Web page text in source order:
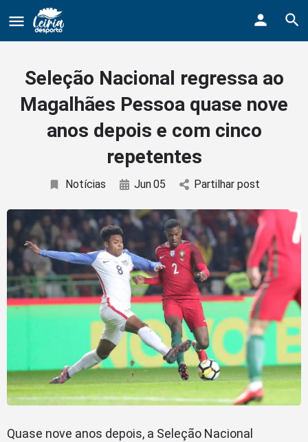
Seleção Nacional regressa ao
Magalhães Pessoa quase nove
anos depois e com cinco
repetentes
Notícias Jun05 Partilhar post
Bodybuildergids:
Growth Hormone Review -https://academic.oup.com/
Grote selectie van farmacologische producten -
Creatine supplementation meta-analysis -
Hypertrophy Adaptations Review -https://
Quase nove anos depois, a Seleção Nacional